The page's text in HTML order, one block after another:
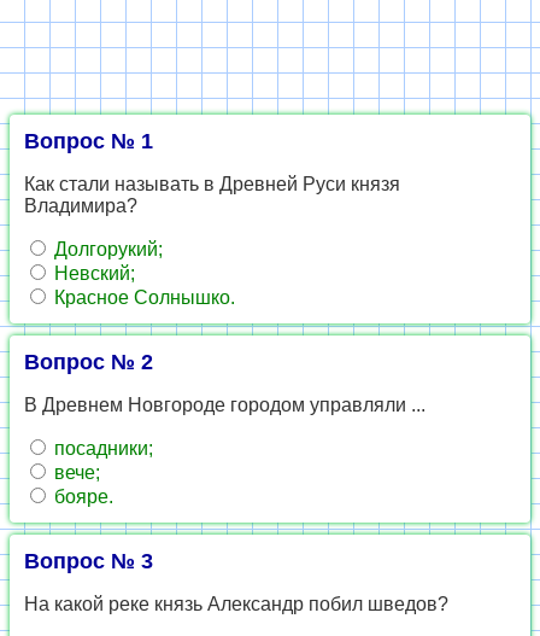
Вопрос № 1
Как стали называть в Древней Руси князя
Владимира?
Долгорукий;
Невский;
Красное Солнышко.
Вопрос № 2
В Древнем Новгороде городом управляли ...
посадники;
вече;
бояре.
Вопрос № 3
На какой реке князь Александр побил шведов?